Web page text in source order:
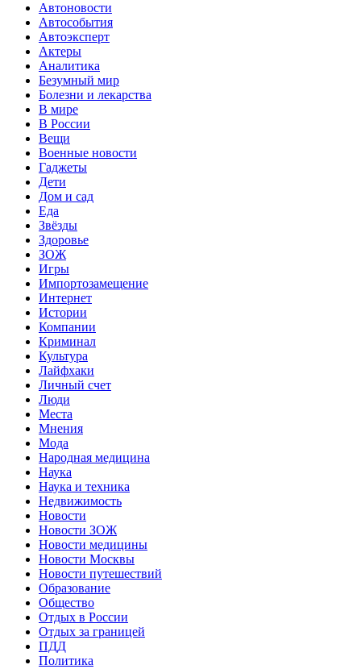
Автоновости
Автособытия
Автоэксперт
Актеры
Аналитика
Безумный мир
Болезни и лекарства
В мире
В России
Вещи
Военные новости
Гаджеты
Дети
Дом и сад
Еда
Звёзды
Здоровье
ЗОЖ
Игры
Импортозамещение
Интернет
Истории
Компании
Криминал
Культура
Лайфхаки
Личный счет
Люди
Места
Мнения
Мода
Народная медицина
Наука
Наука и техника
Недвижимость
Новости
Новости ЗОЖ
Новости медицины
Новости Москвы
Новости путешествий
Образование
Общество
Отдых в России
Отдых за границей
ПДД
Политика